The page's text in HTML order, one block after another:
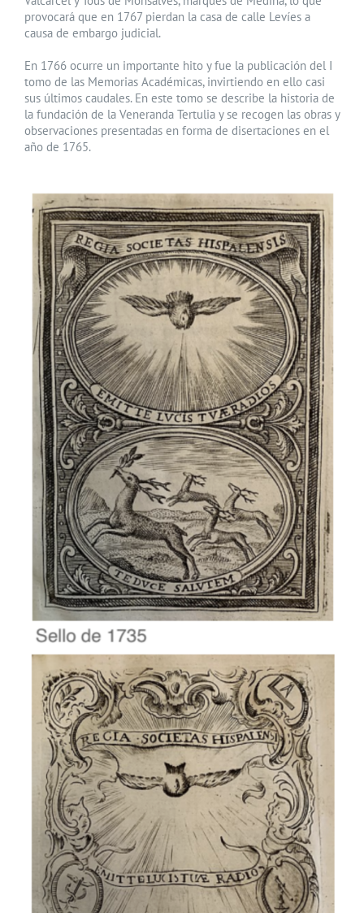
provocará que en 1767 pierdan la casa de calle Levíes a
causa de embargo judicial.
En 1766 ocurre un importante hito y fue la publicación del I
tomo de las Memorias Académicas, invirtiendo en ello casi
sus últimos caudales. En este tomo se describe la historia de
la fundación de la Veneranda Tertulia y se recogen las obras y
observaciones presentadas en forma de disertaciones en el
año de 1765.